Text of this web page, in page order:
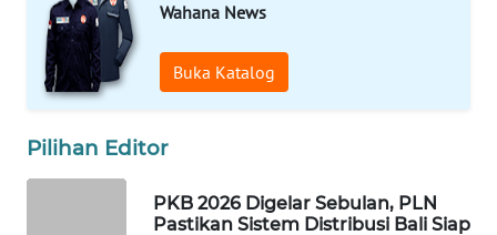
Wahana News
Buka Katalog
Pilihan Editor
PKB 2026 Digelar Sebulan, PLN
Pastikan Sistem Distribusi Bali Siap
MKLI
LPKKI